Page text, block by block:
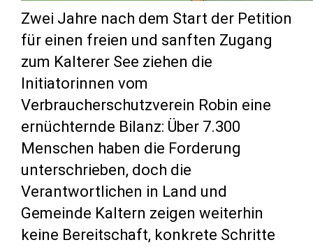
Zwei Jahre nach dem Start der Petition
für einen freien und sanften Zugang
zum Kalterer See ziehen die
Initiatorinnen vom
Verbraucherschutzverein Robin eine
ernüchternde Bilanz: Über 7.300
Menschen haben die Forderung
unterschrieben, doch die
Verantwortlichen in Land und
Gemeinde Kaltern zeigen weiterhin
keine Bereitschaft, konkrete Schritte